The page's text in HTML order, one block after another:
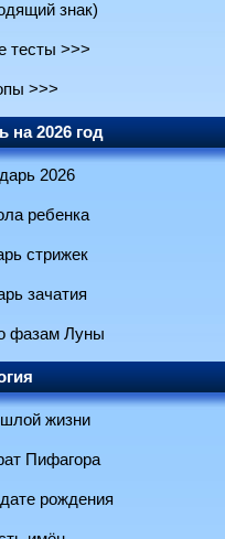
знак)
тесты >>>
>>>
на 2026 год
2026
ребенка
стрижек
зачатия
фазам Луны
жизни
Пифагора
рождения